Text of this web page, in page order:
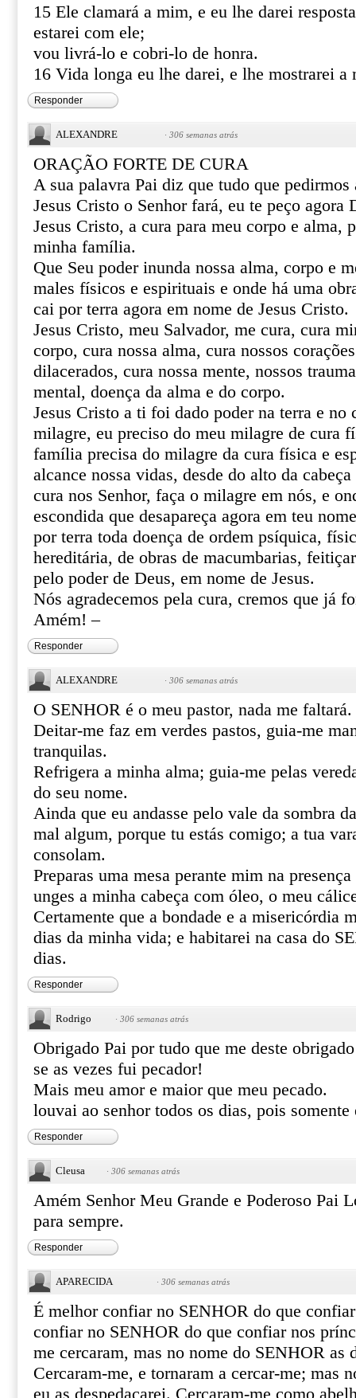
15 Ele clamará a mim, e eu lhe darei
estarei com ele;
vou livrá-lo e cobri-lo de honra.
16 Vida longa eu lhe darei, e lhe mostrarei a
Responder
ALEXANDRE · 306 semanas atrás
ORAÇÃO FORTE DE CURA
A sua palavra Pai diz que tudo que pedirmos
Jesus Cristo o Senhor fará, eu te peço agora
Jesus Cristo, a cura para meu corpo e alma,
minha família.
Que Seu poder inunda nossa alma, corpo e
males físicos e espirituais e onde há uma
cai por terra agora em nome de Jesus Cristo.
Jesus Cristo, meu Salvador, me cura, cura
corpo, cura nossa alma, cura nossos
dilacerados, cura nossa mente, nossos
mental, doença da alma e do corpo.
Jesus Cristo a ti foi dado poder na terra e no
milagre, eu preciso do meu milagre de cura
família precisa do milagre da cura física e
alcance nossa vidas, desde do alto da
cura nos Senhor, faça o milagre em nós, e
escondida que desapareça agora em teu
por terra toda doença de ordem psíquica,
hereditária, de obras de macumbarias,
pelo poder de Deus, em nome de Jesus.
Nós agradecemos pela cura, cremos que já
Amém! –
Responder
ALEXANDRE · 306 semanas atrás
O SENHOR é o meu pastor, nada me faltará.
Deitar-me faz em verdes pastos, guia-me
tranquilas.
Refrigera a minha alma; guia-me pelas
do seu nome.
Ainda que eu andasse pelo vale da sombra
mal algum, porque tu estás comigo; a tua
consolam.
Preparas uma mesa perante mim na
unges a minha cabeça com óleo, o meu
Certamente que a bondade e a misericórdia
dias da minha vida; e habitarei na casa do
dias.
Responder
Rodrigo · 306 semanas atrás
Obrigado Pai por tudo que me deste
se as vezes fui pecador!
Mais meu amor e maior que meu pecado.
louvai ao senhor todos os dias, pois
Responder
Cleusa · 306 semanas atrás
Amém Senhor Meu Grande e Poderoso Pai
para sempre.
Responder
APARECIDA · 306 semanas atrás
É melhor confiar no SENHOR do que
confiar no SENHOR do que confiar nos
me cercaram, mas no nome do SENHOR as
Cercaram-me, e tornaram a cercar-me; mas
eu as despedaçarei. Cercaram-me como